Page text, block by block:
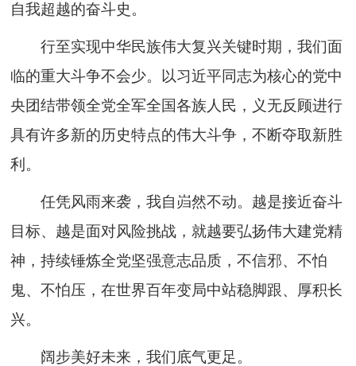
自我超越的奋斗史。
行至实现中华民族伟大复兴关键时期，我们面
临的重大斗争不会少。以习近平同志为核心的党中
央团结带领全党全军全国各族人民，义无反顾进行
具有许多新的历史特点的伟大斗争，不断夺取新胜
利。
任凭风雨来袭，我自岿然不动。越是接近奋斗
目标、越是面对风险挑战，就越要弘扬伟大建党精
神，持续锤炼全党坚强意志品质，不信邪、不怕
鬼、不怕压，在世界百年变局中站稳脚跟、厚积长
兴。
阔步美好未来，我们底气更足。